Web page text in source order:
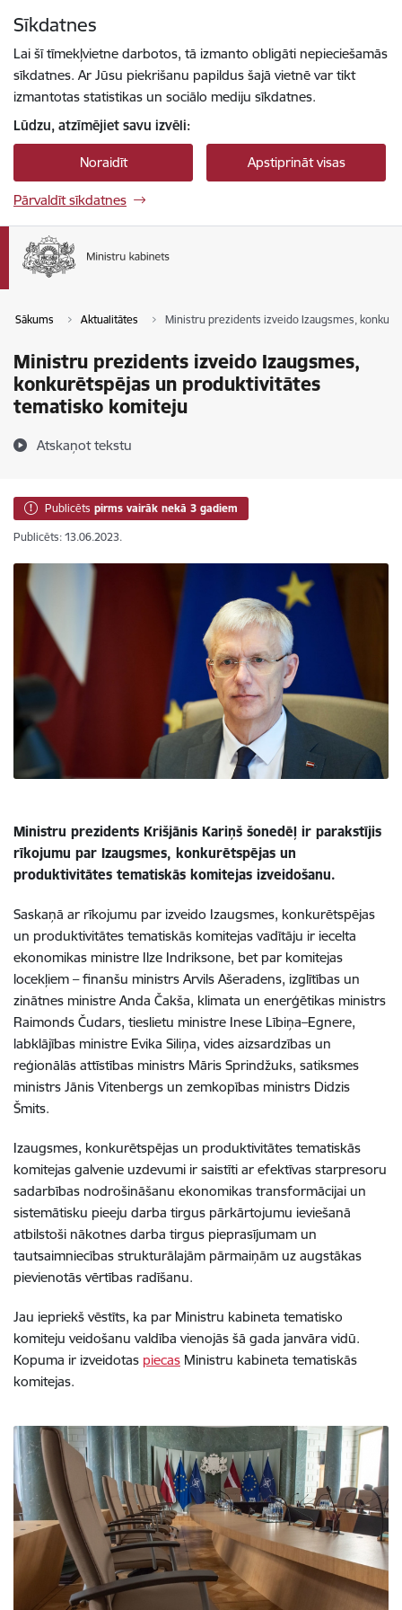
Sīkdatnes
Lai šī tīmekļvietne darbotos, tā izmanto obligāti nepieciešamās
sīkdatnes. Ar Jūsu piekrišanu papildus šajā vietnē var tikt
izmantotas statistikas un sociālo mediju sīkdatnes.
Lūdzu, atzīmējiet savu izvēli:
Noraidīt Apstiprināt visas
Pārvaldīt sīkdatnes
Sākums Aktualitātes Ministru prezidents izveido Izaugsmes,
Ministru prezidents izveido Izaugsmes,
konkurētspējas un produktivitātes
tematisko komiteju
Atskaņot tekstu
Publicēts pirms vairāk nekā 3 gadiem
Publicēts: 13.06.2023.
Ministru prezidents Krišjānis Kariņš šonedēļ ir parakstījis
rīkojumu par Izaugsmes, konkurētspējas un
produktivitātes tematiskās komitejas izveidošanu.
Saskaņā ar rīkojumu par izveido Izaugsmes, konkurētspējas
un produktivitātes tematiskās komitejas vadītāju ir iecelta
ekonomikas ministre Ilze Indriksone, bet par komitejas
locekļiem – finanšu ministrs Arvils Ašeradens, izglītības un
zinātnes ministre Anda Čakša, klimata un enerģētikas ministrs
Raimonds Čudars, tieslietu ministre Inese Lībiņa–Egnere,
labklājības ministre Evika Siliņa, vides aizsardzības un
reģionālās attīstības ministrs Māris Sprindžuks, satiksmes
ministrs Jānis Vitenbergs un zemkopības ministrs Didzis
Šmits.
Izaugsmes, konkurētspējas un produktivitātes tematiskās
komitejas galvenie uzdevumi ir saistīti ar efektīvas starpresoru
sadarbības nodrošināšanu ekonomikas transformācijai un
sistemātisku pieeju darba tirgus pārkārtojumu ieviešanā
atbilstoši nākotnes darba tirgus pieprasījumam un
tautsaimniecības strukturālajām pārmaiņām uz augstākas
pievienotās vērtības radīšanu.
Jau iepriekš vēstīts, ka par Ministru kabineta tematisko
komiteju veidošanu valdība vienojās šā gada janvāra vidū.
Kopuma ir izveidotas piecas Ministru kabineta tematiskās
komitejas.